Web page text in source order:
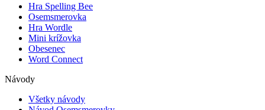
Hra Spelling Bee
Osemsmerovka
Hra Wordle
Mini krížovka
Obesenec
Word Connect
Návody
Všetky návody